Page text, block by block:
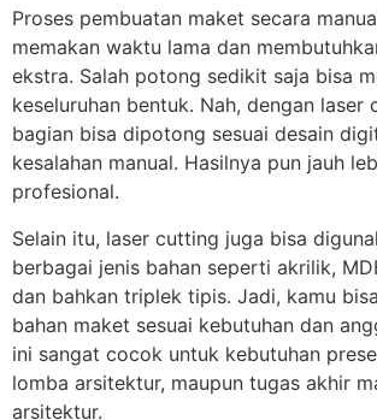
Proses pembuatan maket secara
memakan waktu lama dan
ekstra. Salah potong sedikit saja bisa
keseluruhan bentuk. Nah, dengan laser
bagian bisa dipotong sesuai desain
kesalahan manual. Hasilnya pun jauh
profesional.
Selain itu, laser cutting juga bisa
berbagai jenis bahan seperti akrilik,
dan bahkan triplek tipis. Jadi, kamu
bahan maket sesuai kebutuhan dan
ini sangat cocok untuk kebutuhan
lomba arsitektur, maupun tugas akhir
arsitektur.